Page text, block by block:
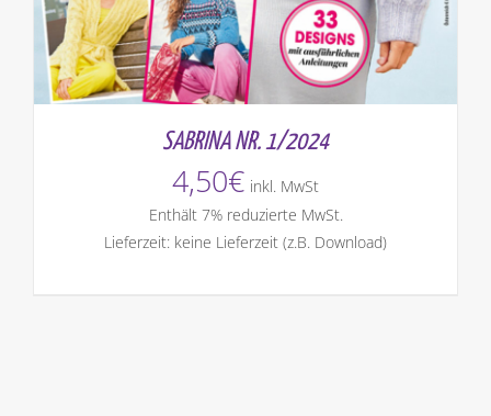
SABRINA NR. 1/2024
4,50€ inkl. MwSt
Enthält 7% reduzierte MwSt.
Lieferzeit: keine Lieferzeit (z.B. Download)